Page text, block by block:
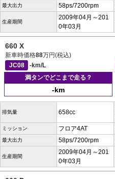
最大出力 58ps/7200rpm
生産期間
2009年04月～201
0年03月
660 X
新車時価格88万円(税込)
JC08
-km/L
満タンでどこまで走る？
-km
排気量 658cc
ミッション フロア4AT
最大出力 58ps/7200rpm
生産期間
2009年04月～201
0年03月